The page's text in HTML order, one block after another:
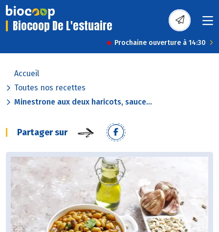
Biocoop De L'estuaire
Prochaine ouverture à 14:30
Accueil
Toutes nos recettes
Minestrone aux deux haricots, sauce...
Partager sur